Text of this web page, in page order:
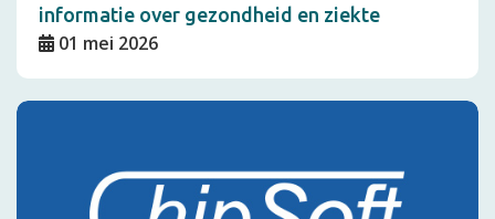
informatie over gezondheid en ziekte
01 mei 2026